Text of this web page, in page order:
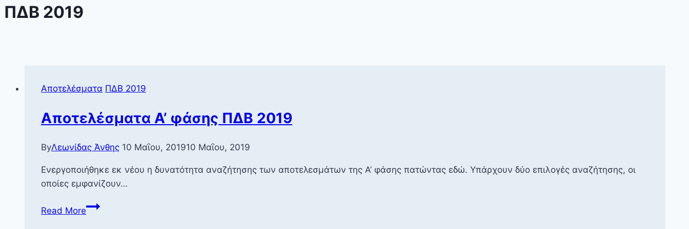
ΠΔΒ 2019
Αποτελέσματα ΠΔΒ 2019
Αποτελέσματα Α’ φάσης ΠΔΒ 2019
ByΛεωνίδας Άνθης 10 Μαΐου, 201910 Μαΐου, 2019
Ενεργοποιήθηκε εκ νέου η δυνατότητα αναζήτησης των αποτελεσμάτων της Α’ φάσης πατώντας εδώ. Υπάρχουν δύο επιλογές αναζήτησης, οι
οποίες εμφανίζουν…
Read MoreΑποτελέσματα